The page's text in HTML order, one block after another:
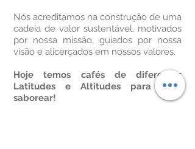
Nós acreditamos na construção de uma
cadeia de valor sustentável, motivados
por nossa missão, guiados por nossa
visão e alicerçados em nossos valores.
Hoje temos cafés de diferentes
Latitudes e Altitudes para você
saborear!